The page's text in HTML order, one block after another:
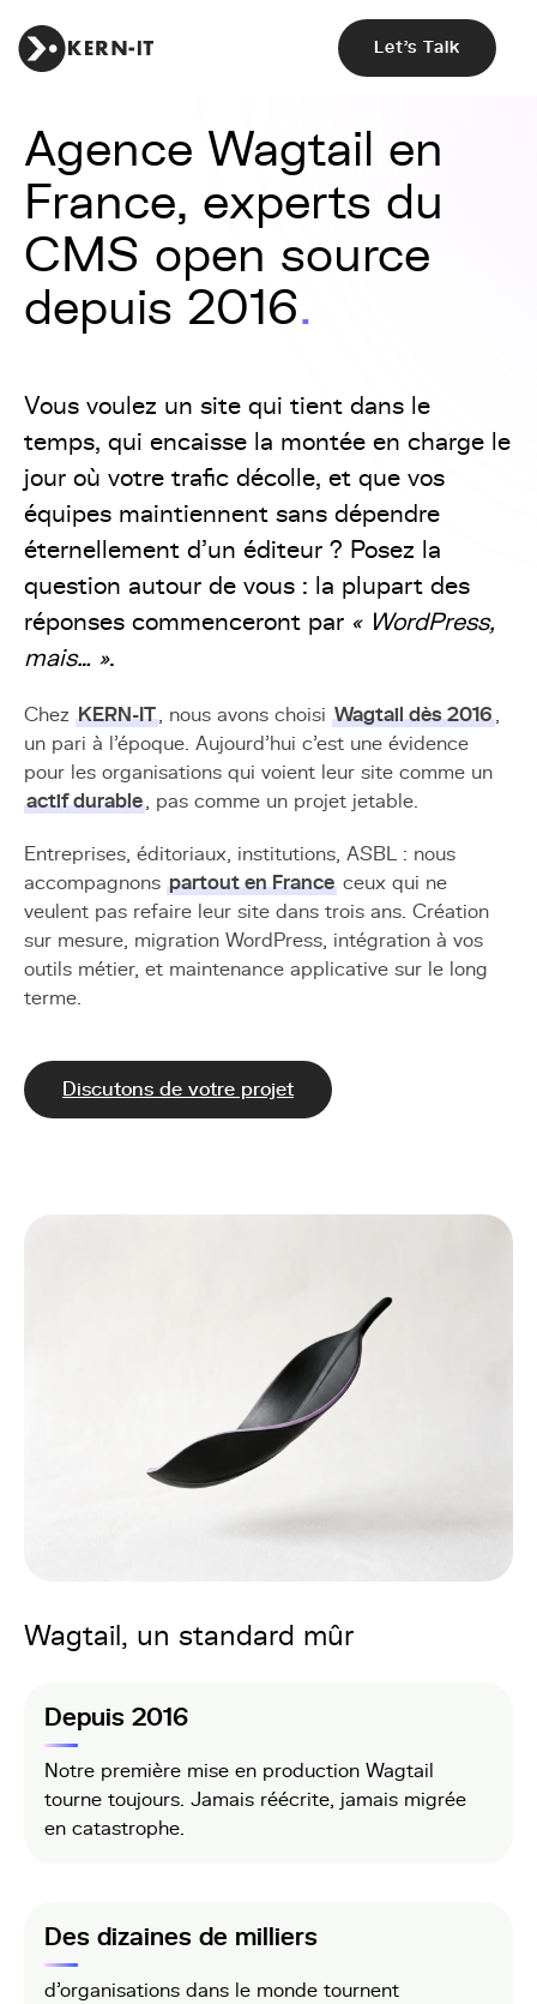
Let's Talk
Agence Wagtail en
France, experts du
CMS open source
depuis 2016
Vous voulez un site qui tient dans le
temps, qui encaisse la montée en charge le
jour où votre trafic décolle, et que vos
équipes maintiennent sans dépendre
éternellement d'un éditeur ? Posez la
question autour de vous : la plupart des
réponses commenceront par « WordPress,
mais… ».
Chez KERN-IT, nous avons choisi Wagtail dès 2016,
un pari à l'époque. Aujourd'hui c'est une évidence
pour les organisations qui voient leur site comme un
actif durable, pas comme un projet jetable.
Entreprises, éditoriaux, institutions, ASBL : nous
accompagnons partout en France ceux qui ne
veulent pas refaire leur site dans trois ans. Création
sur mesure, migration WordPress, intégration à vos
outils métier, et maintenance applicative sur le long
terme.
Discutons de votre projet
Wagtail, un standard mûr
Depuis 2016
Notre première mise en production Wagtail
tourne toujours. Jamais réécrite, jamais migrée
en catastrophe.
Des dizaines de milliers
d'organisations dans le monde tournent